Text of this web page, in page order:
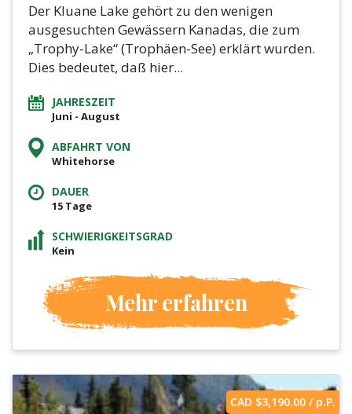
Der Kluane Lake gehört zu den wenigen
ausgesuchten Gewässern Kanadas, die zum
„Trophy-Lake“ (Trophäen-See) erklärt wurden.
Dies bedeutet, daß hier...
JAHRESZEIT
Juni - August
ABFAHRT VON
Whitehorse
DAUER
15 Tage
SCHWIERIGKEITSGRAD
Kein
Mehr erfahren
CAD $3,190.00 / p.P.